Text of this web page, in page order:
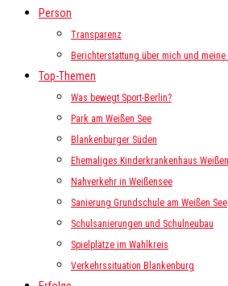
Person
Transparenz
Berichterstattung über mich und meine
Top-Themen
Was bewegt Sport-Berlin?
Park am Weißen See
Blankenburger Süden
Ehemaliges Kinderkrankenhaus
Nahverkehr in Weißensee
Sanierung Grundschule am Weißen See
Schulsanierungen und Schulneubau
Spielplätze im Wahlkreis
Verkehrssituation Blankenburg